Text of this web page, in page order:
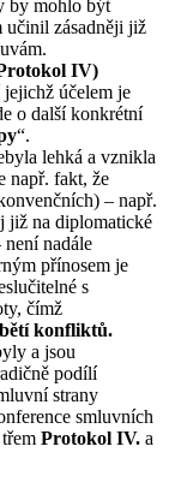
by mohlo být
učinil zásadněji již
IV)
účelem je
o další konkrétní
“.
lehká a vznikla
např. fakt, že
– např.
již na diplomatické
nadále
přínosem je
s
čímž
konfliktů.
a jsou
podílí
strany
smluvních
Protokol IV. a